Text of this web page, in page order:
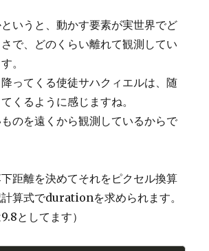
いうと、動かす要素が実世界でど
で、どのくらい離れて観測してい
。
ってくる使徒サハクィエルは、随
くるように感じますね。
のを遠くから観測しているからで
距離を決めてそれをピクセル換算
算式でdurationを求められます。
としてます）